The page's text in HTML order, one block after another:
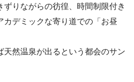
りながらの彷徨、時間制限付き
カデミックな寄り道での「お昼
天然温泉が出るという都会のサン